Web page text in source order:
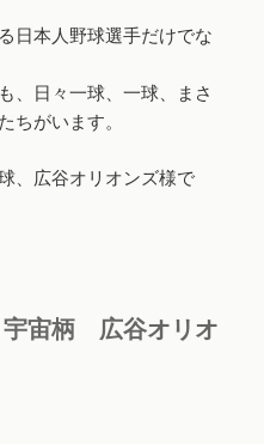
日本人野球選手だけでな
、日々一球、一球、まさ
ちがいます。
、広谷オリオンズ様で
宙柄 広谷オリオ